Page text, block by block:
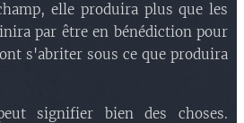
elle produira plus que les
par être en bénédiction pour
s'abriter sous ce que produira
signifier bien des choses.